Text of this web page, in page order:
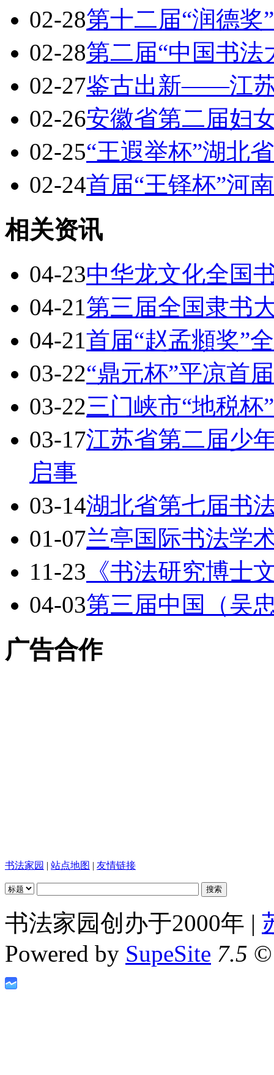
02-28第十二届“润德
02-28第二届“中国书
02-27鉴古出新——江
02-26安徽省第二届妇
02-25“王遐举杯”湖北
02-24首届“王铎杯”河
相关资讯
04-23中华龙文化全国
04-21第三届全国隶书
04-21首届“赵孟頫奖”
03-22“鼎元杯”平凉首
03-22三门峡市“地税
03-17江苏省第二届少
启事
03-14湖北省第七届书
01-07兰亭国际书法学
11-23 《书法研究博士
04-03第三届中国（吴
广告合作
书法家园 | 站点地图 | 友情链接
书法家园创办于2000年 |
Powered by SupeSite 7.5 ©